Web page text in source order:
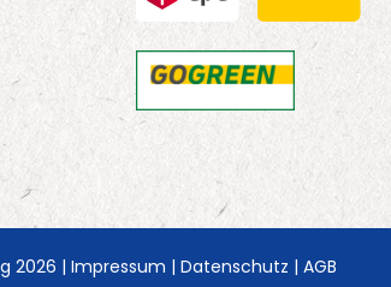
2026 | Impressum | Datenschutz | AGB